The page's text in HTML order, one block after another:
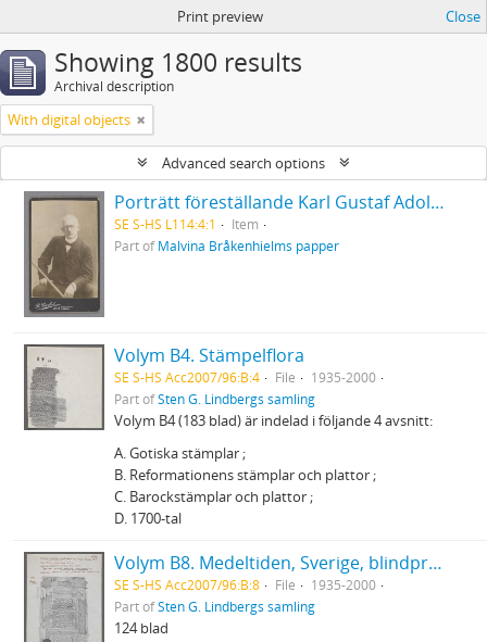
Print preview Close
Showing 1800 results
Archival description
With digital objects
Advanced search options
Porträtt föreställande Karl Gustaf Adolf Brand
SE S-HS L114:4:1
Item
Part ofMalvina Bråkenhielms papper
Volym B4. Stämpelflora
SE S-HS Acc2007/96:B:4 File
1935-2000
Part ofSten G. Lindbergs samling
Volym B4 (183 blad) är indelad i följande 4 avsnitt:
A. Gotiska stämplar ;
B. Reformationens stämplar och plattor ;
C. Barockstämplar och plattor ;
D. 1700-tal
Volym B8. Medeltiden, Sverige, blindpressade avrivningar
SE S-HS Acc2007/96:B:8 File
1935-2000
Part ofSten G. Lindbergs samling
124 blad